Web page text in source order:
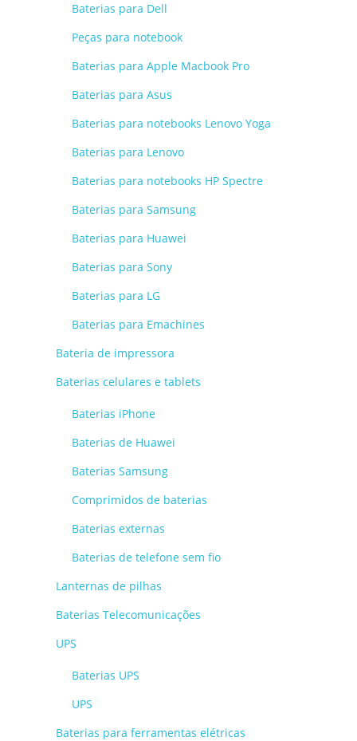
Baterias para Dell
Peças para notebook
Baterias para Apple Macbook Pro
Baterias para Asus
Baterias para notebooks Lenovo Yoga
Baterias para Lenovo
Baterias para notebooks HP Spectre
Baterias para Samsung
Baterias para Huawei
Baterias para Sony
Baterias para LG
Baterias para Emachines
Bateria de impressora
Baterias celulares e tablets
Baterias iPhone
Baterias de Huawei
Baterias Samsung
Comprimidos de baterias
Baterias externas
Baterias de telefone sem fio
Lanternas de pilhas
Baterias Telecomunicações
UPS
Baterias UPS
UPS
Baterias para ferramentas elétricas